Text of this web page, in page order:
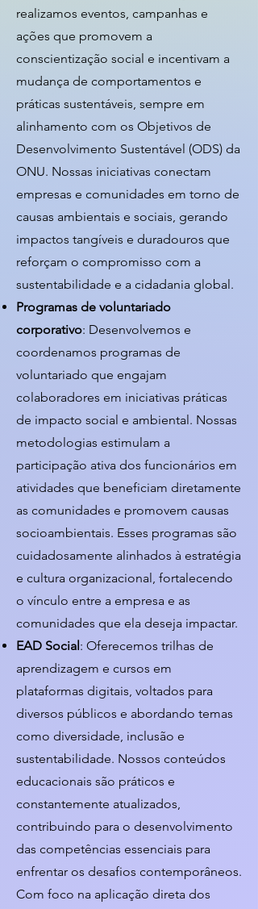
realizamos eventos, campanhas e
ações que promovem a
conscientização social e incentivam a
mudança de comportamentos e
práticas sustentáveis, sempre em
alinhamento com os Objetivos de
Desenvolvimento Sustentável (ODS) da
ONU. Nossas iniciativas conectam
empresas e comunidades em torno de
causas ambientais e sociais, gerando
impactos tangíveis e duradouros que
reforçam o compromisso com a
sustentabilidade e a cidadania global.
Programas de voluntariado
corporativo: Desenvolvemos e
coordenamos programas de
voluntariado que engajam
colaboradores em iniciativas práticas
de impacto social e ambiental. Nossas
metodologias estimulam a
participação ativa dos funcionários em
atividades que beneficiam diretamente
as comunidades e promovem causas
socioambientais. Esses programas são
cuidadosamente alinhados à estratégia
e cultura organizacional, fortalecendo
o vínculo entre a empresa e as
comunidades que ela deseja impactar.
EAD Social: Oferecemos trilhas de
aprendizagem e cursos em
plataformas digitais, voltados para
diversos públicos e abordando temas
como diversidade, inclusão e
sustentabilidade. Nossos conteúdos
educacionais são práticos e
constantemente atualizados,
contribuindo para o desenvolvimento
das competências essenciais para
enfrentar os desafios contemporâneos.
Com foco na aplicação direta dos